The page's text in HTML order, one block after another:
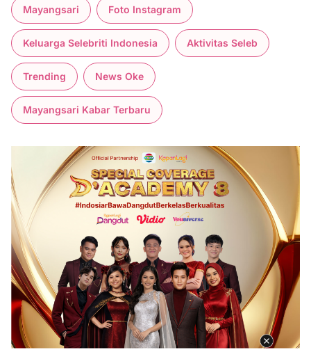
Mayangsari Foto Instagram
Keluarga Selebriti Indonesia Aktivitas Seleb
Trending News Oke
Mayangsari Kabar Terbaru